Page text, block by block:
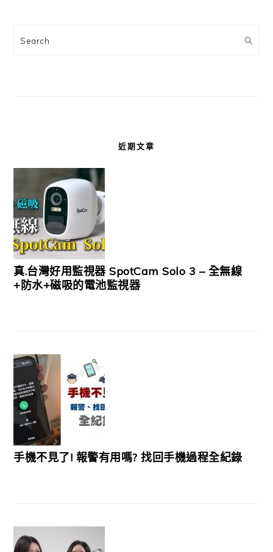
Search
近期文章
真.台灣好用監視器 SpotCam Solo 3 – 全無線
+防水+磁吸的電池監視器
手機不見了! 報警有用嗎? 找回手機過程全紀錄